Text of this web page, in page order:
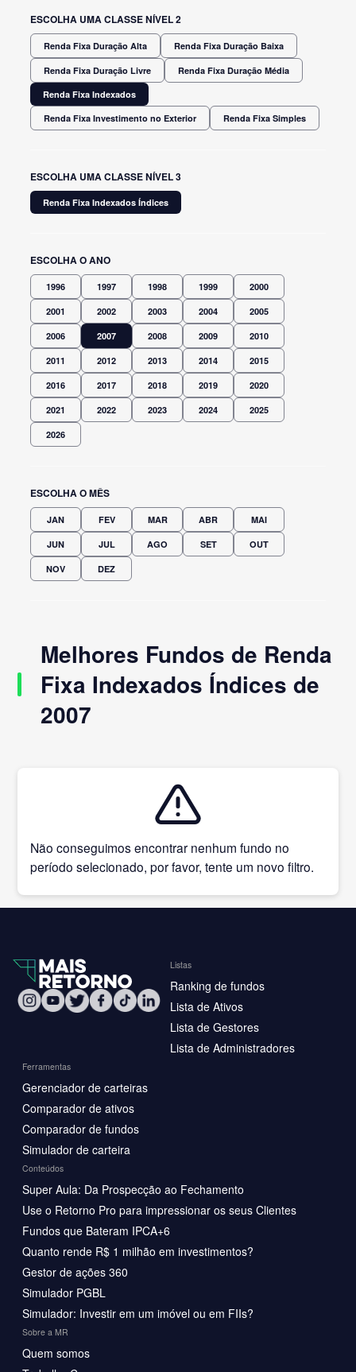
ESCOLHA UMA CLASSE NÍVEL 2
Renda Fixa Duração Alta Renda Fixa Duração Baixa
Renda Fixa Duração Livre
Renda Fixa Duração Média
Renda Fixa Indexados
Renda Fixa Investimento no Exterior
Renda Fixa Simples
ESCOLHA UMA CLASSE NÍVEL 3
Renda Fixa Indexados Índices
ESCOLHA O ANO
1996 1997 1998 1999 2000
2001 2002 2003 2004 2005
2006 2007 2008 2009 2010
2011 2012 2013 2014 2015
2016 2017 2018 2019 2020
2021 2022 2023 2024 2025
2026
ESCOLHA O MÊS
JAN FEV MAR ABR MAI
JUN JUL AGO SET OUT
NOV DEZ
Melhores Fundos de Renda
Fixa Indexados Índices de
2007
Não conseguimos encontrar nenhum fundo no
período selecionado, por favor, tente um novo filtro.
Listas
Ranking de fundos
Lista de Ativos
Lista de Gestores
Lista de Administradores
Ferramentas
Gerenciador de carteiras
Comparador de ativos
Comparador de fundos
Simulador de carteira
Conteúdos
Super Aula: Da Prospecção ao Fechamento
Use o Retorno Pro para impressionar os seus Clientes
Fundos que Bateram IPCA+6
Quanto rende R$ 1 milhão em investimentos?
Gestor de ações 360
Simulador PGBL
Simulador: Investir em um imóvel ou em FIIs?
Sobre a MR
Quem somos